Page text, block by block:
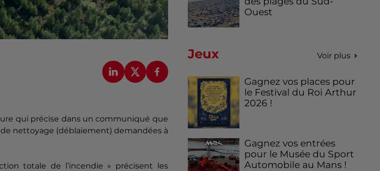
qui précise dans un communiqué que
nettoyage (déblaiement) demandées à
totale de l’incendie » précisent les
Ouest
Jeux Voir plus
Gagnez vos places pour
le Festival du Roi Arthur
2026 !
Gagnez vos entrées
pour le Musée du Sport
Automobile au Mans !